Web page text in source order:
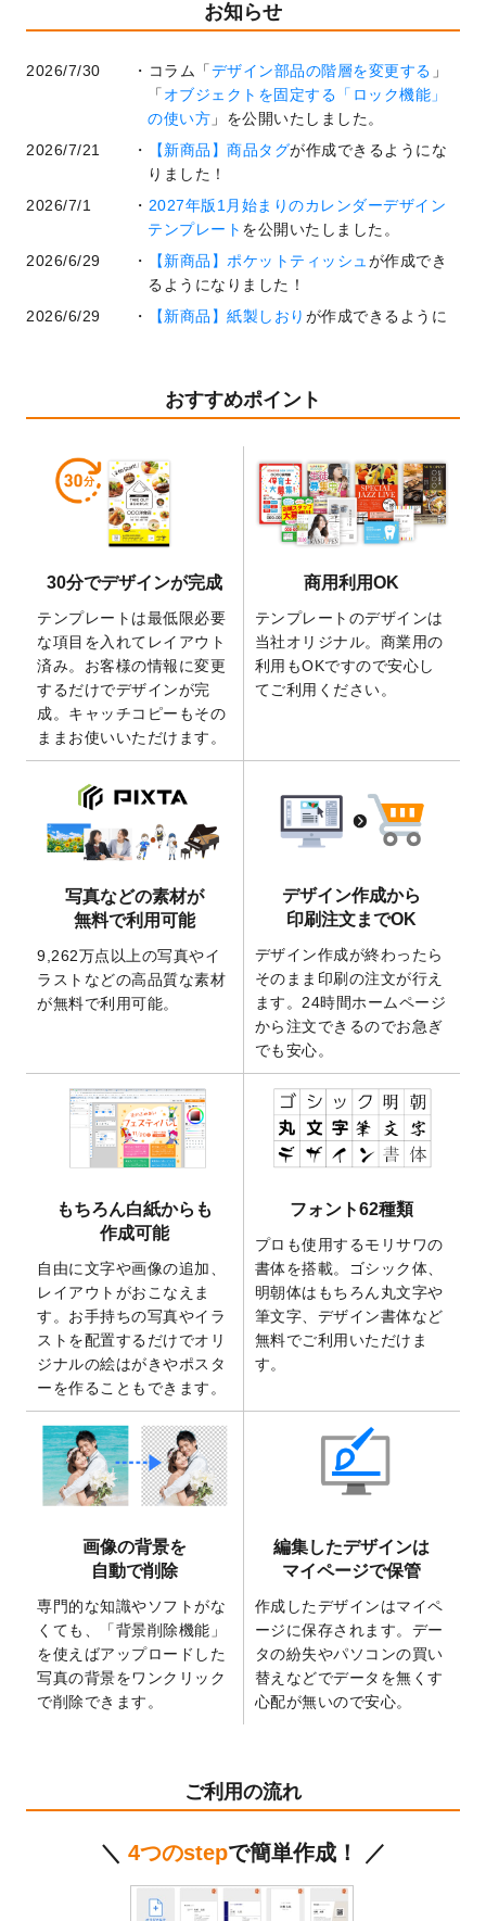
お知らせ
2026/7/30 コラム「デザイン部品の階層を変更する 」
「 オブジェクトを固定する「ロック機能」
の使い方 」を公開いたしました。
2026/7/21
【新商品】商品タグが作成できるようにな
りました！
2026/7/1
2027年版1月始まりのカレンダーデザイン
テンプレート を公開いたしました。
2026/6/29
【新商品】ポケットティッシュが作成でき
るようになりました！
2026/6/29
【新商品】紙製しおり が作成できるように
業効率を上げる便利な操作方法3選！
開いたしました。
暑中見舞いのデザインテンプレート
しました。
2026/5/28
【新商品】マグネットステッカーが作成で
きるようになりました！
の全4ステップを解説！」を公開いたしまし
た。
2026/4/23
コラム「 画像の配置・差し替え・トリミン
グ」「テンプレート間でパーツを流用する
方法」を公開いたしました。
2026/4/21
アクリルキーホルダーのデザインテンプレ
ート を追加いたしました。
りました！
2025/12/22
【新商品】アクリルキーホルダーが作成で
きるようになりました！
2025/12/22
2026年版4月始まりのカレンダーデザイン
テンプレート
を公開いたしました。
開いたしました。
2025/9/30
【新商品】クリアファイルバッグ が作成で
きるようになりました！
2026年午年の年賀状デザインテンプレート
を公開いたしました。
2025/9/10
喪中はがき・寒中見舞いのデザインテンプ
レートを公開いたしました。
2025/8/1
9,160万点以上の写真やイラスト素材が無料
2025/7/30
キャンバスプリントのデザインテンプレー
トを追加いたしました。
2025/6/30
暑中見舞いのデザインテンプレートを追加
しました。
2025/6/27
キャンバスプリントのデザインテンプレー
トを追加いたしました。
2025/6/24
2026年版1月始まりのカレンダーデザイン
テンプレートを公開いたしました。
2025/6/9
「背景削除機能
」を実装しました。
2025/4/3
DMのデザインテンプレートを追加しまし
た。
を追加しました。
マスキングテープのデザインテンプレート
を追加しました。
2025/1/15
配置できるデータ形式が増えました。
（pdf、psd、eps、tifに対応）
2024/12/24
2025年版4月始まりのカレンダーデザイン
箔押し年賀状のデザインテンプレート
ステッカーのデザインテンプレート
しました。
2025年巳年の年賀状デザインテンプレート
おすすめポイント
30分でデザインが完成
テンプレートは最低限必要
な項目を入れてレイアウト
済み。お客様の情報に変更
するだけでデザインが完
成。キャッチコピーもその
ままお使いいただけます。
商用利用OK
テンプレートのデザインは
当社オリジナル。商業用の
利用もOKですので安心し
てご利用ください。
写真などの素材が
無料で利用可能
9,262万点以上の写真やイ
ラストなどの高品質な素材
が無料で利用可能。
デザイン作成から
印刷注文までOK
デザイン作成が終わったら
そのまま印刷の注文が行え
ます。24時間ホームページ
から注文できるのでお急ぎ
でも安心。
もちろん白紙からも
作成可能
自由に文字や画像の追加、
レイアウトがおこなえま
す。お手持ちの写真やイラ
ストを配置するだけでオリ
ジナルの絵はがきやポスタ
ーを作ることもできます。
フォント62種類
プロも使用するモリサワの
書体を搭載。ゴシック体、
明朝体はもちろん丸文字や
筆文字、デザイン書体など
無料でご利用いただけま
す。
画像の背景を
自動で削除
専門的な知識やソフトがな
くても、「背景削除機能」
を使えばアップロードした
写真の背景をワンクリック
で削除できます。
編集したデザインは
マイページで保管
作成したデザインはマイペ
ージに保存されます。デー
タの紛失やパソコンの買い
替えなどでデータを無くす
心配が無いので安心。
ご利用の流れ
＼ 4つのstepで簡単作成！ ／